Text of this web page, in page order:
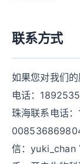
联系方式
如果您对我们
电话：
珠海联系电话
信：yuki_chan